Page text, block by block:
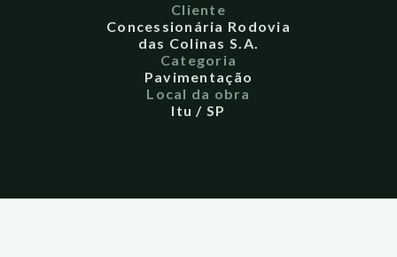
Cliente
Concessionária Rodovia
das Colinas S.A.
Categoria
Pavimentação
Local da obra
Itu / SP